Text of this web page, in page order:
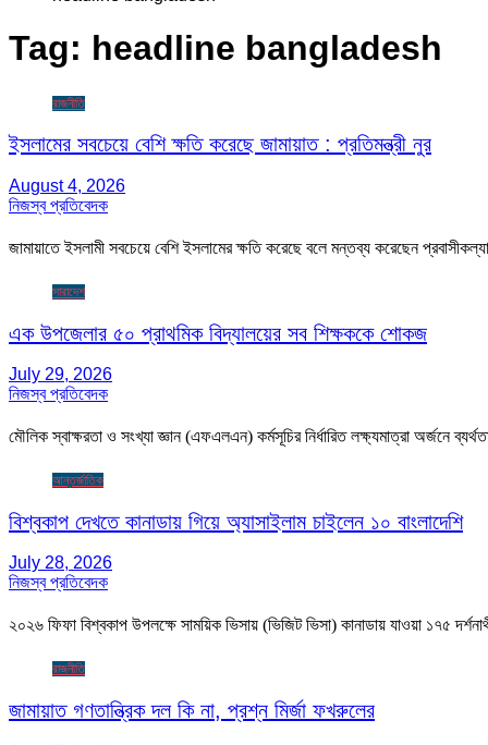
Tag: headline bangladesh
রাজনীতি
ইসলামের সবচেয়ে বেশি ক্ষতি করেছে জামায়াত : প্রতিমন্ত্রী নুর
August 4, 2026
নিজস্ব প্রতিবেদক
জামায়াতে ইসলামী সবচেয়ে বেশি ইসলামের ক্ষতি করেছে বলে মন্তব্য করেছেন
সারাদেশ
এক উপজেলার ৫০ প্রাথমিক বিদ্যালয়ের সব শিক্ষককে শোকজ
July 29, 2026
নিজস্ব প্রতিবেদক
মৌলিক স্বাক্ষরতা ও সংখ্যা জ্ঞান (এফএলএন) কর্মসূচির নির্ধারিত লক্ষ্যমাত্রা অর্জনে
আন্তর্জাতিক
বিশ্বকাপ দেখতে কানাডায় গিয়ে অ্যাসাইলাম চাইলেন ১০ বাংলাদেশি
July 28, 2026
নিজস্ব প্রতিবেদক
২০২৬ ফিফা বিশ্বকাপ উপলক্ষে সাময়িক ভিসায় (ভিজিট ভিসা) কানাডায় যাওয়া ১৭৫
রাজনীতি
জামায়াত গণতান্ত্রিক দল কি না, প্রশ্ন মির্জা ফখরুলের